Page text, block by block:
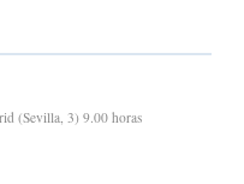
(Sevilla, 3) 9.00 horas